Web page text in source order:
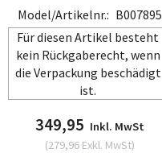
Model/Artikelnr.: B007895
Für diesen Artikel besteht
kein Rückgaberecht, wenn
die Verpackung beschädigt
ist.
349,95 Inkl. MwSt
(279,96 Exkl. MwSt)